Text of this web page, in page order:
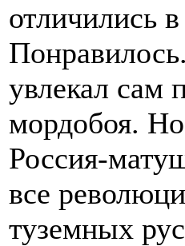
отличились
увлекал сам
мордобоя.
Россия-
все
туземных